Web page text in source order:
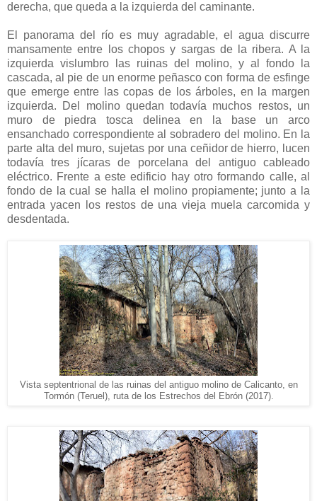
derecha, que queda a la izquierda del caminante.
El panorama del río es muy agradable, el agua discurre
mansamente entre los chopos y sargas de la ribera. A la
izquierda vislumbro las ruinas del molino, y al fondo la
cascada, al pie de un enorme peñasco con forma de esfinge
que emerge entre las copas de los árboles, en la margen
izquierda. Del molino quedan todavía muchos restos, un
muro de piedra tosca delinea en la base un arco
ensanchado correspondiente al sobradero del molino. En la
parte alta del muro, sujetas por una ceñidor de hierro, lucen
todavía tres jícaras de porcelana del antiguo cableado
eléctrico. Frente a este edificio hay otro formando calle, al
fondo de la cual se halla el molino propiamente; junto a la
entrada yacen los restos de una vieja muela carcomida y
desdentada.
Vista septentrional de las ruinas del antiguo molino de Calicanto, en
Tormón (Teruel), ruta de los Estrechos del Ebrón (2017).